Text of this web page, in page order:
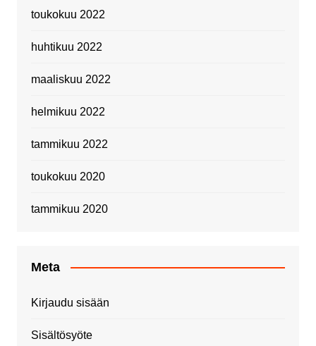
toukokuu 2022
huhtikuu 2022
maaliskuu 2022
helmikuu 2022
tammikuu 2022
toukokuu 2020
tammikuu 2020
Meta
Kirjaudu sisään
Sisältösyöte